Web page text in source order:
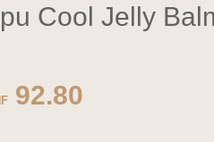
Cool Jelly
92.80Aktueller